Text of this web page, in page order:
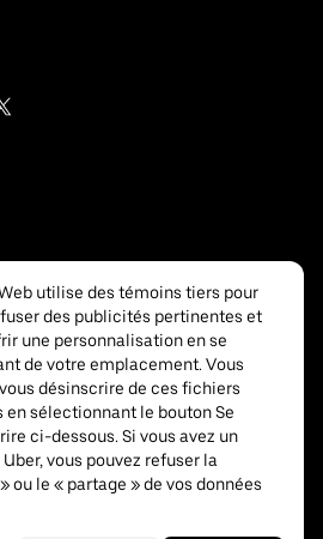
utilise des témoins tiers pour
des publicités pertinentes et
une personnalisation en se
de votre emplacement. Vous
désinscrire de ces fichiers
en sélectionnant le bouton Se
ci-dessous. Si vous avez un
vous pouvez refuser la
ou le « partage » de vos données